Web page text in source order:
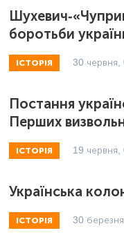
Шухевич-
боротьби
ІСТОРІЯ 30 червня,
Постання
Перших
ІСТОРІЯ 19 червня,
Українська
ІСТОРІЯ 30